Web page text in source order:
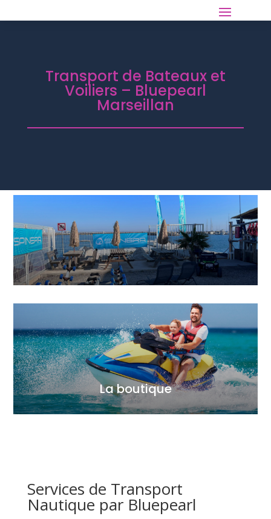
Transport de Bateaux et
Voiliers – Bluepearl
Marseillan
La boutique
Services de Transport
Nautique par Bluepearl